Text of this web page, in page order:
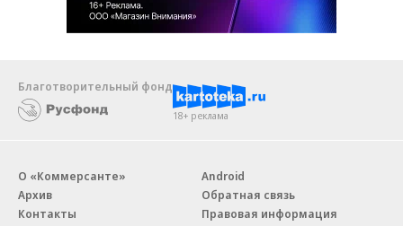
Благотворительный фонд
18+ реклама
О «Коммерсанте»
Архив
Контакты
Android
Обратная связь
Правовая информация